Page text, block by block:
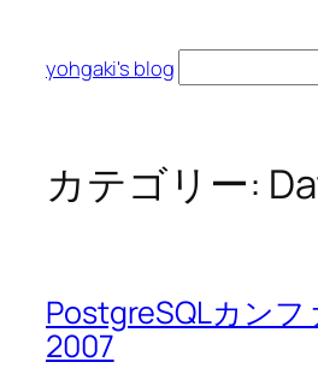
yohgaki's blog
索
カテゴリー:
PostgreSQLカンフ
2007